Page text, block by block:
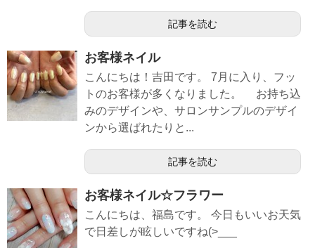
記事を読む
お客様ネイル
こんにちは！吉田です。 7月に入り、フッ
トのお客様が多くなりました。 お持ち込
みのデザインや、サロンサンプルのデザイ
ンから選ばれたりと...
記事を読む
お客様ネイル☆フラワー
こんにちは、福島です。 今日もいいお天気
で日差しが眩しいですね(>___